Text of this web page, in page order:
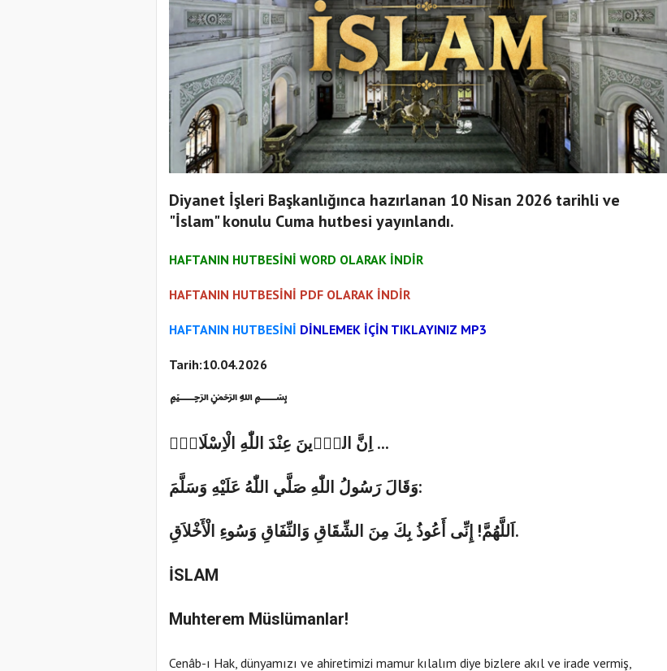
Diyanet İşleri Başkanlığınca hazırlanan 10 Nisan 2026 tarihli ve
"İslam" konulu Cuma hutbesi yayınlandı.
HAFTANIN HUTBESİNİ WORD OLARAK İNDİR
HAFTANIN HUTBESİNİ PDF OLARAK İNDİR
HAFTANIN HUTBESİNİ DİNLEMEK İÇİN TIKLAYINIZ MP3
Tarih:10.04.2026
﷽
اِنَّ الدّ۪ينَ عِنْدَ اللّٰهِ الْاِسْلَامُ۠ …
وَقَالَ رَسُولُ اللّٰهِ صَلَّي اللّٰهُ عَلَيْهِ وَسَلَّمَ:
اللَّهُمَّ! إِنِّى أَعُوذُ بِكَ مِنَ الشِّقَاقِ وَالنِّفَاقِ وَسُوءِ الْأَخْلاَقِ .
İSLAM
Muhterem Müslümanlar!
Cenâb-ı Hak, dünyamızı ve ahiretimizi mamur kılalım diye bizlere akıl ve irade vermiş,